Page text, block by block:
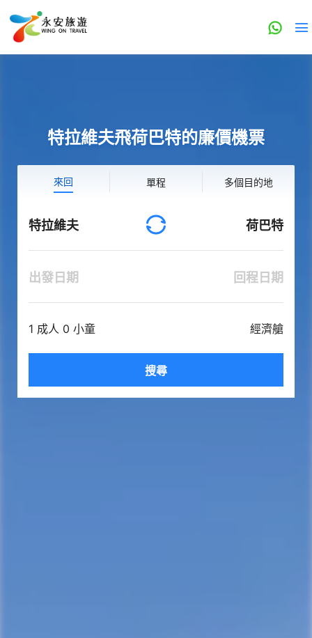
特拉維夫飛荷巴特的廉價機票
來回 單程 多個目的地
特拉維夫 荷巴特
出發日期 回程日期
1 成人 0 小童 經濟艙
搜尋